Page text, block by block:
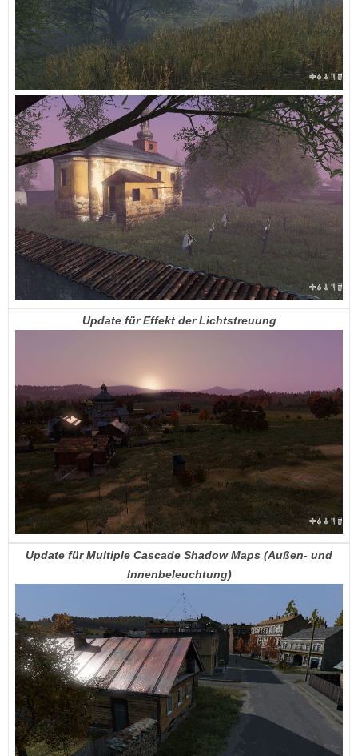
Update für Effekt der Lichtstreuung
Update für Multiple Cascade Shadow Maps (Außen- und
Innenbeleuchtung)